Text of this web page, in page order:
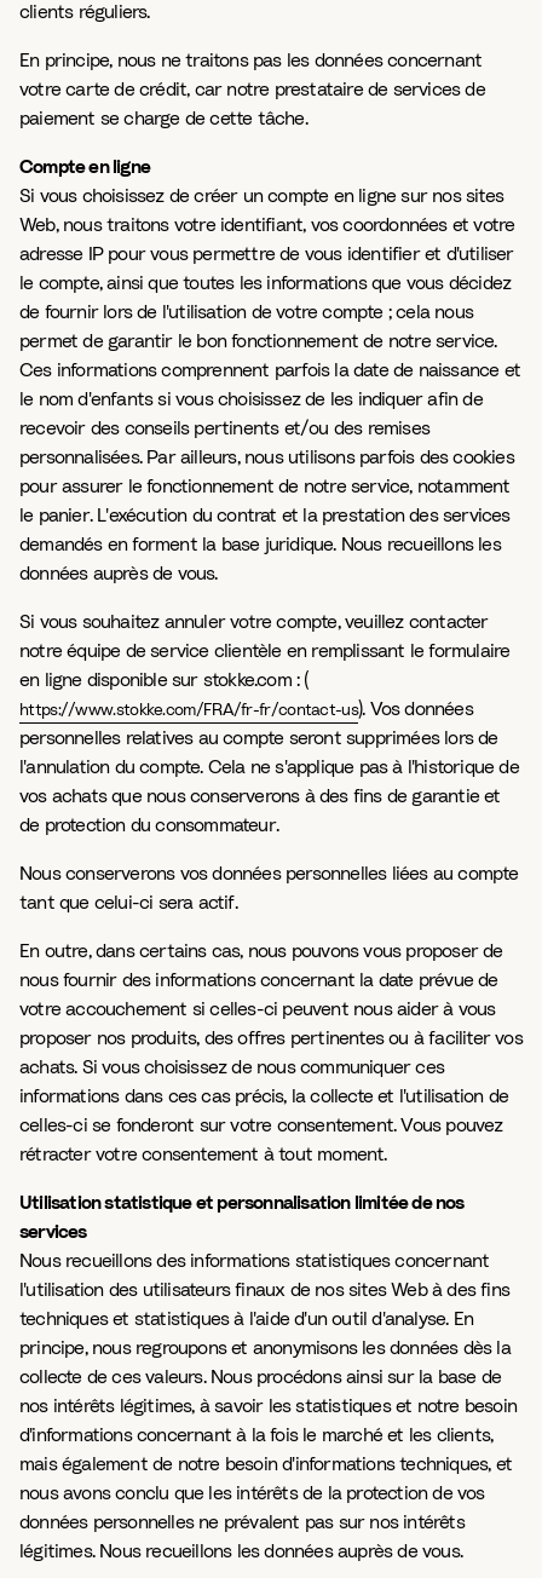
clients réguliers.
En principe, nous ne traitons pas les données concernant
votre carte de crédit, car notre prestataire de services de
paiement se charge de cette tâche.
Compte en ligne
Si vous choisissez de créer un compte en ligne sur nos sites
Web, nous traitons votre identifiant, vos coordonnées et votre
adresse IP pour vous permettre de vous identifier et d'utiliser
le compte, ainsi que toutes les informations que vous décidez
de fournir lors de l'utilisation de votre compte ; cela nous
permet de garantir le bon fonctionnement de notre service.
Ces informations comprennent parfois la date de naissance et
le nom d'enfants si vous choisissez de les indiquer afin de
recevoir des conseils pertinents et/ou des remises
personnalisées. Par ailleurs, nous utilisons parfois des cookies
pour assurer le fonctionnement de notre service, notamment
le panier. L'exécution du contrat et la prestation des services
demandés en forment la base juridique. Nous recueillons les
données auprès de vous.
Si vous souhaitez annuler votre compte, veuillez contacter
notre équipe de service clientèle en remplissant le formulaire
en ligne disponible sur stokke.com : (
https://www.stokke.com/FRA/fr-fr/contact-us). Vos données
personnelles relatives au compte seront supprimées lors de
l'annulation du compte. Cela ne s'applique pas à l'historique de
vos achats que nous conserverons à des fins de garantie et
de protection du consommateur.
Nous conserverons vos données personnelles liées au compte
tant que celui-ci sera actif.
En outre, dans certains cas, nous pouvons vous proposer de
nous fournir des informations concernant la date prévue de
votre accouchement si celles-ci peuvent nous aider à vous
proposer nos produits, des offres pertinentes ou à faciliter vos
achats. Si vous choisissez de nous communiquer ces
informations dans ces cas précis, la collecte et l'utilisation de
celles-ci se fonderont sur votre consentement. Vous pouvez
rétracter votre consentement à tout moment.
Utilisation statistique et personnalisation limitée de nos
services
Nous recueillons des informations statistiques concernant
l'utilisation des utilisateurs finaux de nos sites Web à des fins
techniques et statistiques à l'aide d'un outil d'analyse. En
principe, nous regroupons et anonymisons les données dès la
collecte de ces valeurs. Nous procédons ainsi sur la base de
nos intérêts légitimes, à savoir les statistiques et notre besoin
d'informations concernant à la fois le marché et les clients,
mais également de notre besoin d'informations techniques, et
nous avons conclu que les intérêts de la protection de vos
données personnelles ne prévalent pas sur nos intérêts
légitimes. Nous recueillons les données auprès de vous.